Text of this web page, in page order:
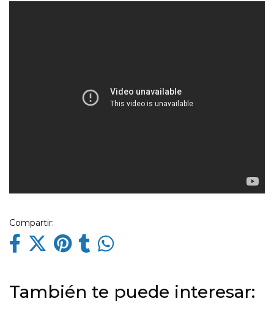
Compartir:
También te puede interesar: